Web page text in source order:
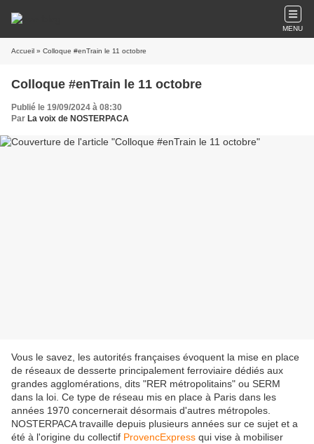
MENU
Accueil » Colloque #enTrain le 11 octobre
Colloque #enTrain le 11 octobre
Publié le 19/09/2024 à 08:30
Par La voix de NOSTERPACA
Vous le savez, les autorités françaises évoquent la mise en place
de réseaux de desserte principalement ferroviaire dédiés aux
grandes agglomérations, dits "RER métropolitains" ou SERM
dans la loi. Ce type de réseau mis en place à Paris dans les
années 1970 concernerait désormais d'autres métropoles.
NOSTERPACA travaille depuis plusieurs années sur ce sujet et a
été à l'origine du collectif ProvencExpress qui vise à mobiliser